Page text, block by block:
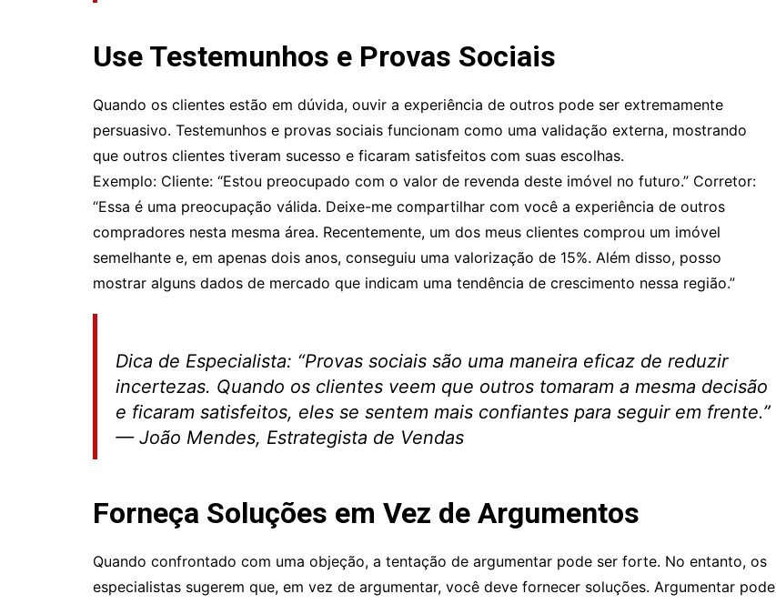
Use Testemunhos e Provas Sociais
Quando os clientes estão em dúvida, ouvir a experiência de outros pode ser extremamente
persuasivo. Testemunhos e provas sociais funcionam como uma validação externa, mostrando
que outros clientes tiveram sucesso e ficaram satisfeitos com suas escolhas.
Exemplo: Cliente: “Estou preocupado com o valor de revenda deste imóvel no futuro.” Corretor:
“Essa é uma preocupação válida. Deixe-me compartilhar com você a experiência de outros
compradores nesta mesma área. Recentemente, um dos meus clientes comprou um imóvel
semelhante e, em apenas dois anos, conseguiu uma valorização de 15%. Além disso, posso
mostrar alguns dados de mercado que indicam uma tendência de crescimento nessa região.”
Dica de Especialista: “Provas sociais são uma maneira eficaz de reduzir
incertezas. Quando os clientes veem que outros tomaram a mesma decisão
e ficaram satisfeitos, eles se sentem mais confiantes para seguir em frente.”
— João Mendes, Estrategista de Vendas
Forneça Soluções em Vez de Argumentos
Quando confrontado com uma objeção, a tentação de argumentar pode ser forte. No entanto, os
especialistas sugerem que, em vez de argumentar, você deve fornecer soluções. Argumentar pode